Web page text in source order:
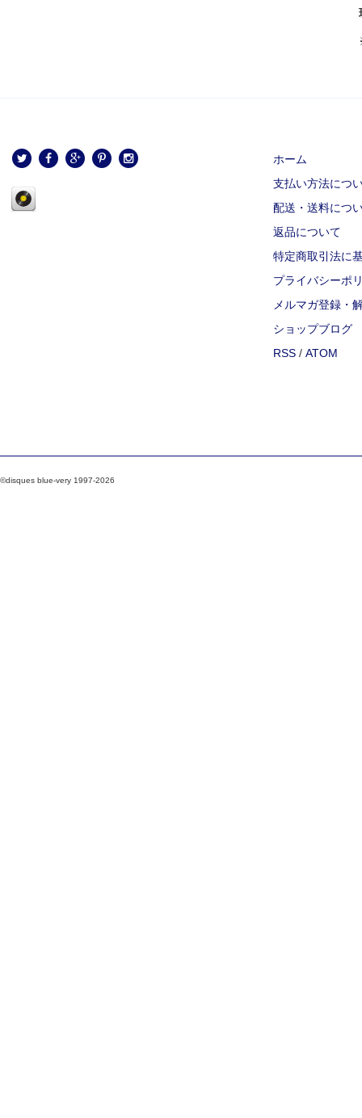
ホーム
支払い方法につ
配送・送料につ
返品について
特定商取引法に
プライバシーポ
メルマガ登録・
ショップブログ
RSS / ATOM
©disques blue-very 1997-2026